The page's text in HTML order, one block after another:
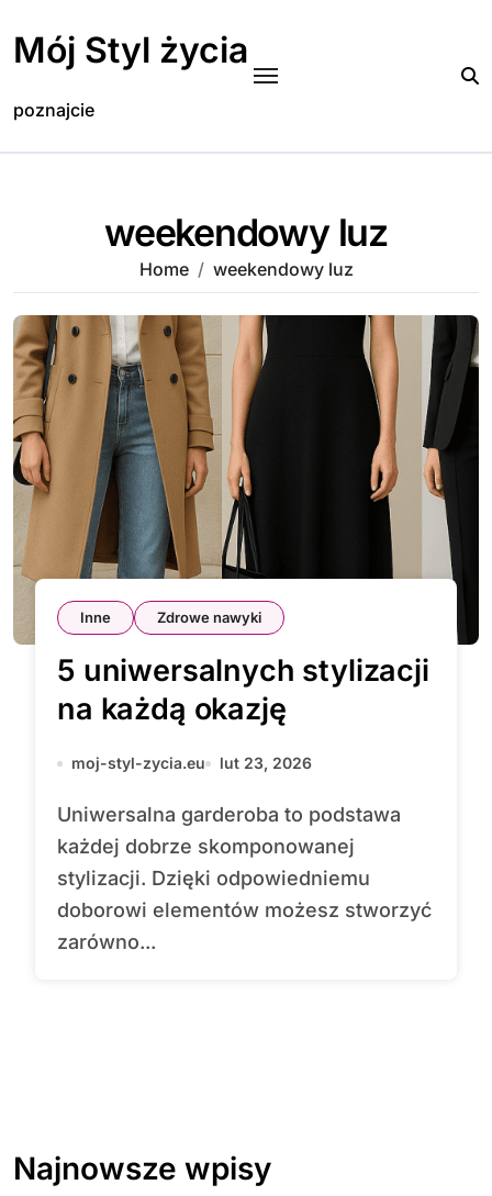
content
Mój Styl życia
poznajcie
weekendowy luz
Home weekendowy luz
Inne Zdrowe nawyki
5 uniwersalnych stylizacji
na każdą okazję
moj-styl-zycia.eu lut 23, 2026
Uniwersalna garderoba to podstawa
każdej dobrze skomponowanej
stylizacji. Dzięki odpowiedniemu
doborowi elementów możesz stworzyć
zarówno...
Najnowsze wpisy